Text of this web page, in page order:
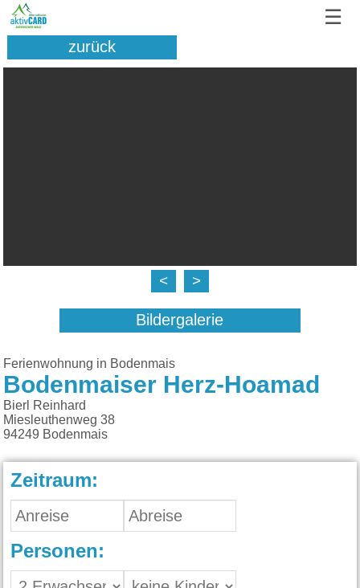
☰
zurück
< >
Bildergalerie
Ferienwohnung in Bodenmais
Bodenmaiser Herz-Hoamad
Bierl Reinhard
Miesleuthenweg 38
94249 Bodenmais
Zeitraum:
Personen: